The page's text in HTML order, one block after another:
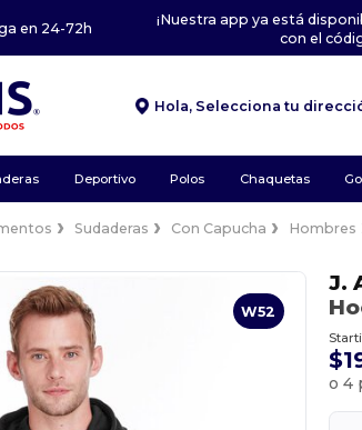
en 24-72h
¡Nuestra app ya está
con el
Hola, Selecciona tu
Deportivo Polos Chaquetas
Sudaderas Con Capucha Hombres
W52
J.
o 4